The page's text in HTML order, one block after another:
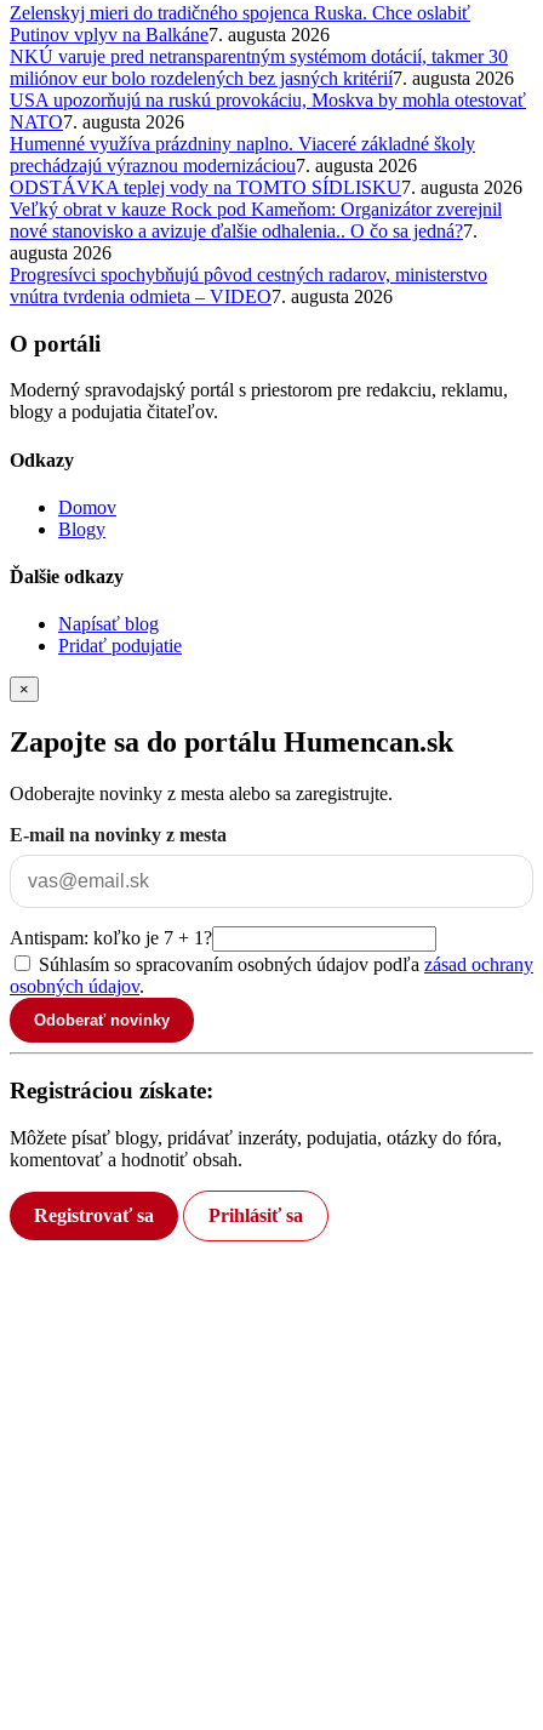
Zelenskyj mieri do tradičného spojenca Ruska. Chce oslabiť
Putinov vplyv na Balkáne7. augusta 2026
NKÚ varuje pred netransparentným systémom dotácií, takmer 30
miliónov eur bolo rozdelených bez jasných kritérií7. augusta 2026
USA upozorňujú na ruskú provokáciu, Moskva by mohla otestovať
NATO7. augusta 2026
Humenné využíva prázdniny naplno. Viaceré základné školy
prechádzajú výraznou modernizáciou7. augusta 2026
ODSTÁVKA teplej vody na TOMTO SÍDLISKU7. augusta 2026
Veľký obrat v kauze Rock pod Kameňom: Organizátor zverejnil
nové stanovisko a avizuje ďalšie odhalenia.. O čo sa jedná?7.
augusta 2026
Progresívci spochybňujú pôvod cestných radarov, ministerstvo
vnútra tvrdenia odmieta – VIDEO7. augusta 2026
O portáli
Moderný spravodajský portál s priestorom pre redakciu, reklamu,
blogy a podujatia čitateľov.
Odkazy
Domov
Blogy
Ďalšie odkazy
Napísať blog
Pridať podujatie
×
Zapojte sa do portálu Humencan.sk
Odoberajte novinky z mesta alebo sa zaregistrujte.
E-mail na novinky z mesta
Antispam: koľko je 7 + 1?
Súhlasím so spracovaním osobných údajov podľa zásad ochrany
osobných údajov.
Odoberať novinky
Registráciou získate:
Môžete písať blogy, pridávať inzeráty, podujatia, otázky do fóra,
komentovať a hodnotiť obsah.
Registrovať sa Prihlásiť sa